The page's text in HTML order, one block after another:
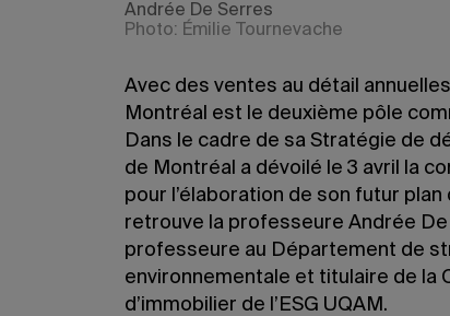
Andrée De Serres
Photo: Émilie Tournevache
Avec des ventes au détail
Montréal est le deuxième pôle
Dans le cadre de sa Stratégie de
de Montréal a dévoilé le 3 avril la
pour l’élaboration de son futur
retrouve la professeure Andrée De
professeure au Département de
environnementale et titulaire de la
d’immobilier de l’ESG UQAM.